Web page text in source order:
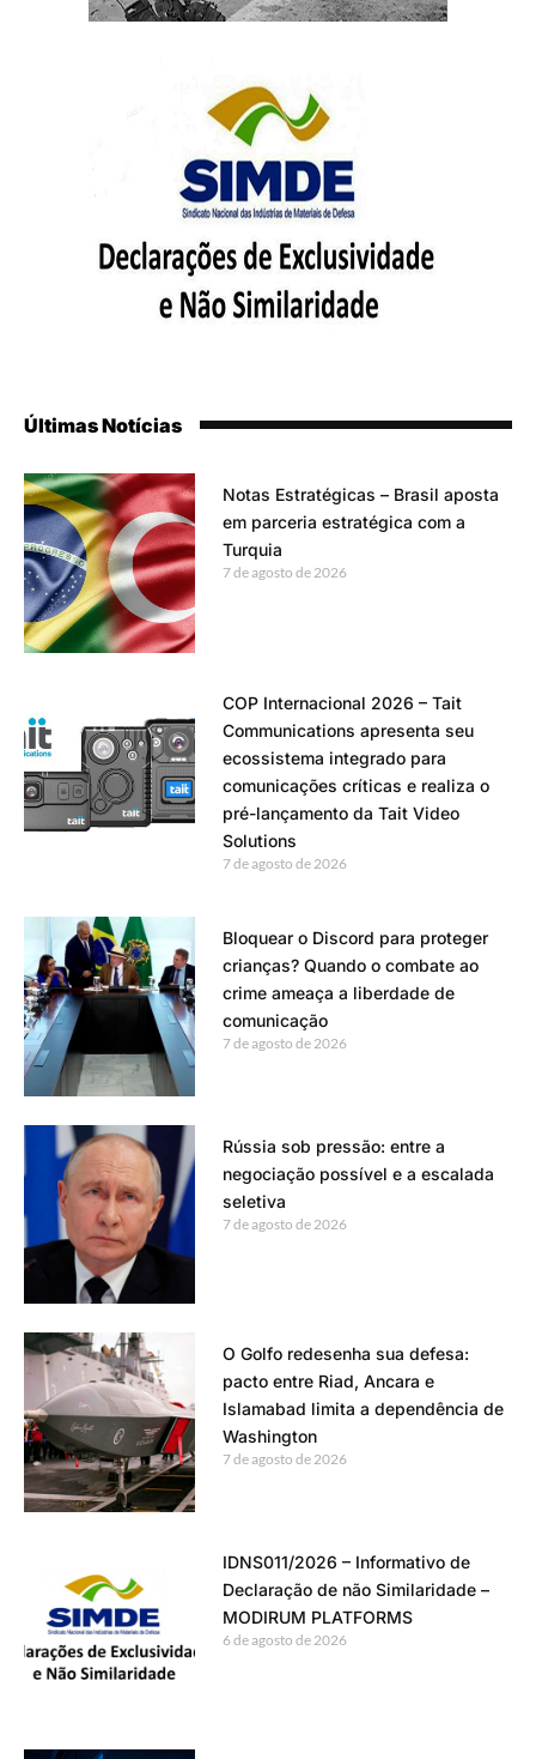
Últimas Notícias
Notas Estratégicas – Brasil aposta
em parceria estratégica com a
Turquia
7 de agosto de 2026
COP Internacional 2026 – Tait
Communications apresenta seu
ecossistema integrado para
comunicações críticas e realiza o
pré-lançamento da Tait Video
Solutions
7 de agosto de 2026
Bloquear o Discord para proteger
crianças? Quando o combate ao
crime ameaça a liberdade de
comunicação
7 de agosto de 2026
Rússia sob pressão: entre a
negociação possível e a escalada
seletiva
7 de agosto de 2026
O Golfo redesenha sua defesa:
pacto entre Riad, Ancara e
Islamabad limita a dependência de
Washington
7 de agosto de 2026
IDNS011/2026 – Informativo de
Declaração de não Similaridade –
MODIRUM PLATFORMS
6 de agosto de 2026